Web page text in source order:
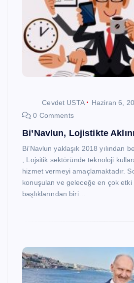
Cevdet USTA
Haziran 6,
0 Comments
Bi’Navlun, Lojistikte
Bi’Navlun yaklaşık 2018 yılından
, Lojsitik sektöründe teknoloji
hizmet vermeyi amaçlamaktadır.
konuşulan ve geleceğe en çok etki
başlıklarından biri…